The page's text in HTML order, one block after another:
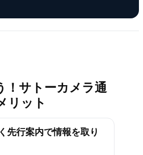
！サトーカメラ通
リット
先行案内で情報を取り